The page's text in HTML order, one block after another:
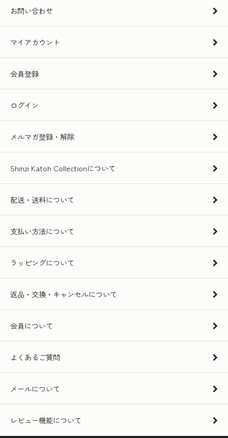
お問い合わせ
マイアカウント
会員登録
ログイン
メルマガ登録・解除
Shinzi Katoh Collectionについて
配送・送料について
支払い方法について
ラッピングについて
返品・交換・キャンセルについて
会員について
よくあるご質問
メールについて
レビュー機能について